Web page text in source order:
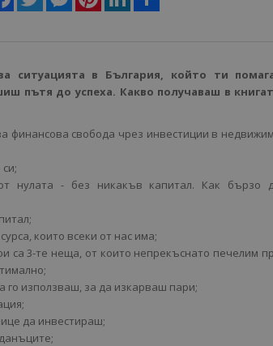
ситуацията в България, който ти
пътя до успеха. Какво получаваш в
финансова свобода чрез инвестиции в
нулата - без никакъв капитал. Как бързо
които всеки от нас има;
са 3-те неща, от които непрекъснато печелим
го използваш, за да изкарваш пари;
да инвестираш;